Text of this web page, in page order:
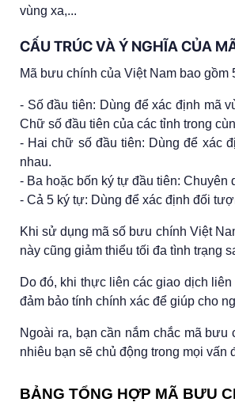
vùng xa,...
CẤU TRÚC VÀ Ý NGHĨA CỦA
Mã bưu chính của Việt Nam bao
- Số đầu tiên: Dùng để xác định mã
Chữ số đầu tiên của các tỉnh trong
- Hai chữ số đầu tiên: Dùng để xác
nhau.
- Ba hoặc bốn ký tự đầu tiên:
- Cả 5 ký tự: Dùng để xác định đối
Khi sử dụng mã số bưu chính Việt
này cũng giảm thiểu tối đa tình trạng
Do đó, khi thực liên các giao dịch
đảm bảo tính chính xác để giúp cho
Ngoài ra, bạn cần nắm chắc mã
nhiêu bạn sẽ chủ động trong mọi vấn
BẢNG TỔNG HỢP MÃ BƯU